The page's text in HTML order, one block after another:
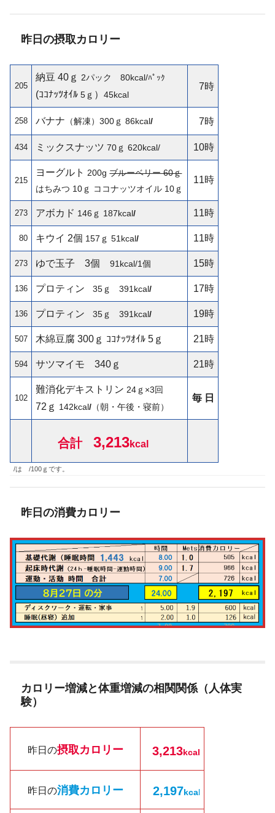
昨日の摂取カロリー
205
納豆 40ｇ 2パック 80kcal/ﾊﾟｯｸ
(ｺｺﾅｯﾂｵｲﾙ5ｇ ）45kcal
7時
258 バナナ （解凍）300ｇ 86kcal/ 7時
434 ミックスナッツ70ｇ 620kcal/ 10時
215
ヨーグルト 200g ブルーベリー 60ｇ
はちみつ 10ｇ ココナッツオイル 10ｇ
11時
273 アボカド 146ｇ 187kcal/ 11時
80 キウイ 2個 157ｇ 51kcal/ 11時
273 ゆで玉子 3個 91kcal/1個 15時
136 プロティン 35ｇ 391kcal/ 17時
136 プロティン 35ｇ 391kcal/ 19時
507 木綿豆腐 300ｇ ｺｺﾅｯﾂｵｲﾙ 5ｇ 21時
594 サツマイモ 340ｇ 21時
102
難消化デキストリン 24ｇ×3回
72ｇ 142kcal/ （朝・午後・寝前）
毎 日
合計 3,213kcal
/は /100ｇです。
昨日の消費カロリー
カロリー増減と体重増減の相関関係（人体実
験）
昨日の摂取カロリー 3,213kcal
昨日の消費カロリー 2,197kcal